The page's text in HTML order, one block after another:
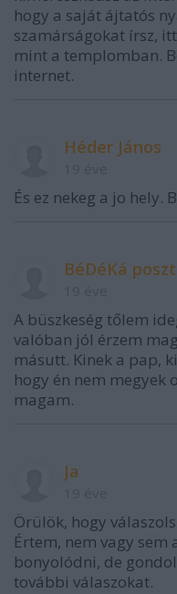
hogy a saját ájtatós
szamárságokat írsz,
mint a templomban.
internet.
Héder János
És ez nekeg a jo hely.
BéDéKá
A büszkeség tőlem
valóban jól érzem
másutt. Kinek a pap,
hogy én nem megyek
magam.
Ja
Örülök, hogy
Értem, nem vagy sem
bonyolódni, de
további válaszokat.